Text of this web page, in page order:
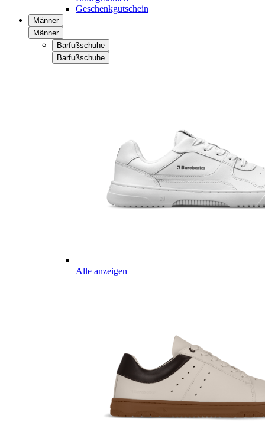
Geschenkgutschein
Männer
Männer
Barfußschuhe
Barfußschuhe
Alle anzeigen